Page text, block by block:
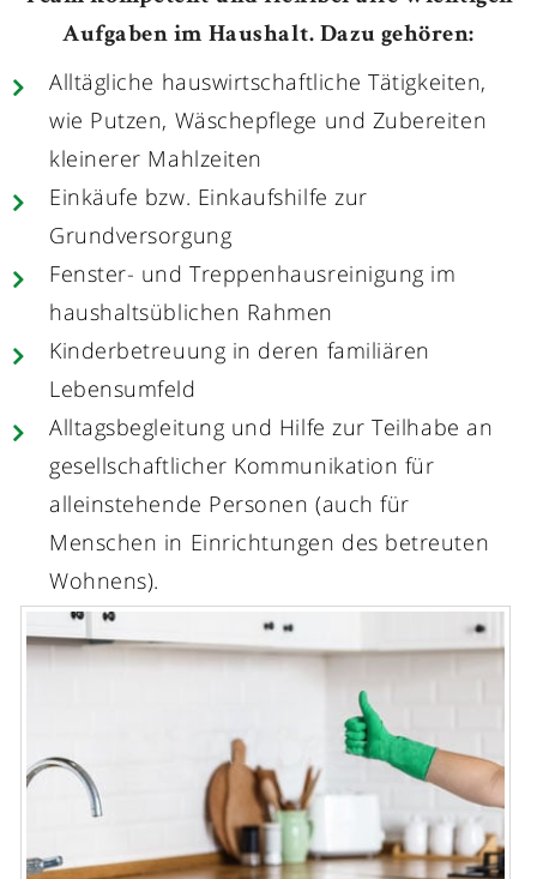
Aufgaben im Haushalt. Dazu gehören:
Alltägliche hauswirtschaftliche Tätigkeiten,
wie Putzen, Wäschepflege und Zubereiten
kleinerer Mahlzeiten
Einkäufe bzw. Einkaufshilfe zur
Grundversorgung
Fenster- und Treppenhausreinigung im
haushaltsüblichen Rahmen
Kinderbetreuung in deren familiären
Lebensumfeld
Alltagsbegleitung und Hilfe zur Teilhabe an
gesellschaftlicher Kommunikation für
alleinstehende Personen (auch für
Menschen in Einrichtungen des betreuten
Wohnens).